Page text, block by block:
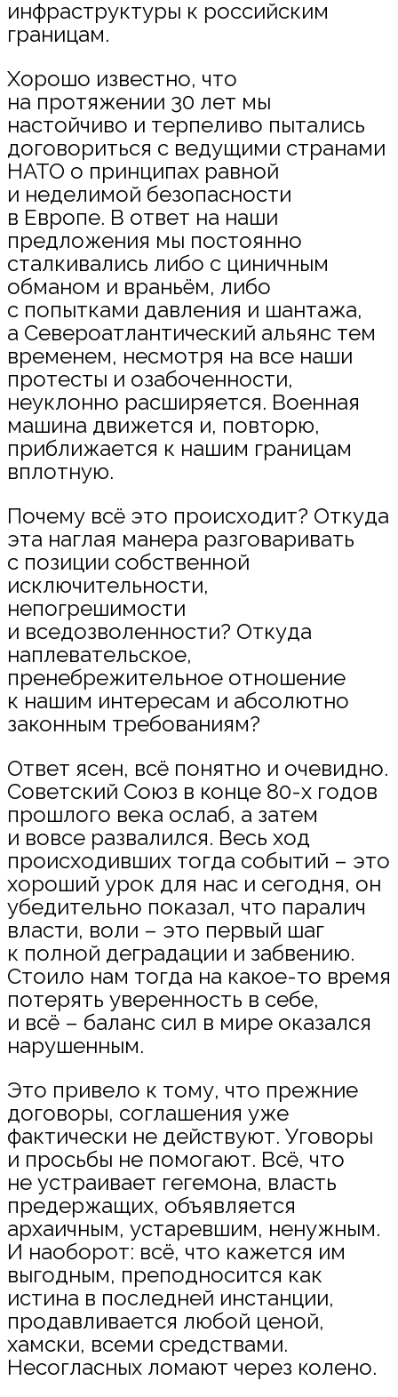
инфраструктуры к российским
границам.
Хорошо известно, что
на протяжении 30 лет мы
настойчиво и терпеливо пытались
договориться с ведущими странами
НАТО о принципах равной
и неделимой безопасности
в Европе. В ответ на наши
предложения мы постоянно
сталкивались либо с циничным
обманом и враньём, либо
с попытками давления и шантажа,
а Североатлантический альянс тем
временем, несмотря на все наши
протесты и озабоченности,
неуклонно расширяется. Военная
машина движется и, повторю,
приближается к нашим границам
вплотную.
Почему всё это происходит? Откуда
эта наглая манера разговаривать
с позиции собственной
исключительности,
непогрешимости
и вседозволенности? Откуда
наплевательское,
пренебрежительное отношение
к нашим интересам и абсолютно
законным требованиям?
Ответ ясен, всё понятно и очевидно.
Советский Союз в конце 80-х годов
прошлого века ослаб, а затем
и вовсе развалился. Весь ход
происходивших тогда событий – это
хороший урок для нас и сегодня, он
убедительно показал, что паралич
власти, воли – это первый шаг
к полной деградации и забвению.
Стоило нам тогда на какое-то время
потерять уверенность в себе,
и всё – баланс сил в мире оказался
нарушенным.
Это привело к тому, что прежние
договоры, соглашения уже
фактически не действуют. Уговоры
и просьбы не помогают. Всё, что
не устраивает гегемона, власть
предержащих, объявляется
архаичным, устаревшим, ненужным.
И наоборот: всё, что кажется им
выгодным, преподносится как
истина в последней инстанции,
продавливается любой ценой,
хамски, всеми средствами.
Несогласных ломают через колено.